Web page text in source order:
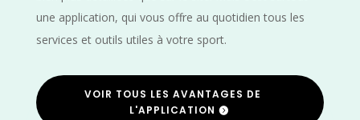
une application, qui vous offre au quotidien tous les
services et outils utiles à votre sport.
VOIR TOUS LES AVANTAGES DE
L'APPLICATION